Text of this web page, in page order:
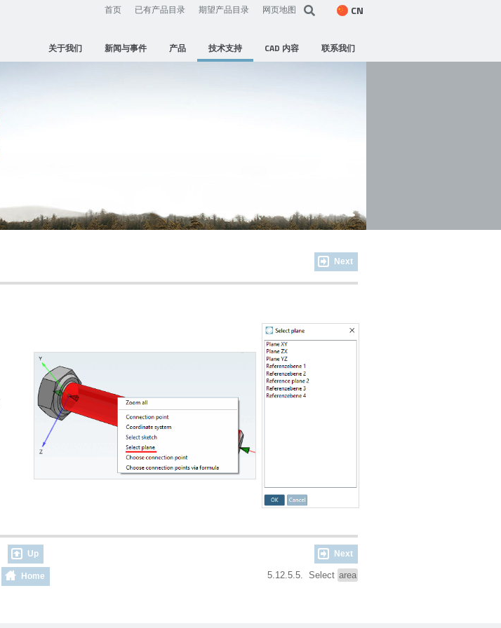
首页 已有产品目录 期望产品目录 网页地图 CN
关于我们 新闻与事件 产品 技术支持 CAD 内容 联系我们
Next
Up Next
Home 5.12.5.5. Select area